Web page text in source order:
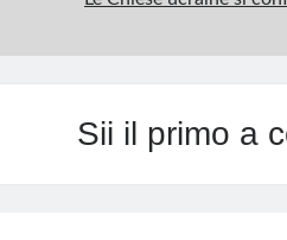
Sii il primo a